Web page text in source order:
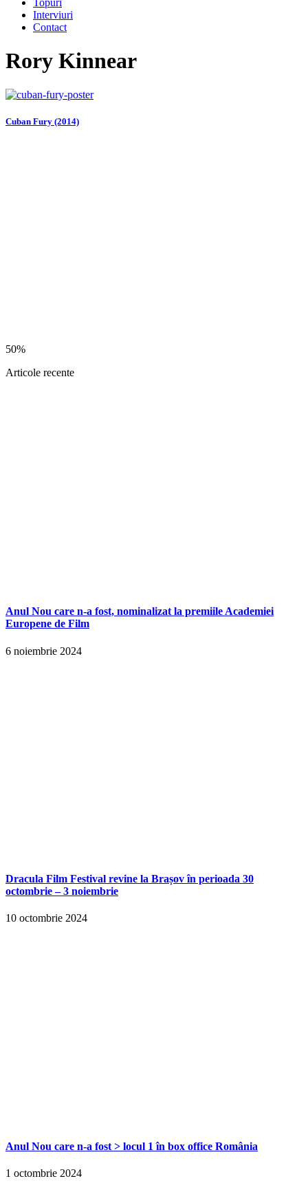
Topuri
Interviuri
Contact
Rory Kinnear
Cuban Fury (2014)
50%
Articole recente
Anul Nou care n-a fost, nominalizat la premiile Academiei
Europene de Film
6 noiembrie 2024
Dracula Film Festival revine la Brașov în perioada 30
octombrie – 3 noiembrie
10 octombrie 2024
Anul Nou care n-a fost > locul 1 în box office România
1 octombrie 2024